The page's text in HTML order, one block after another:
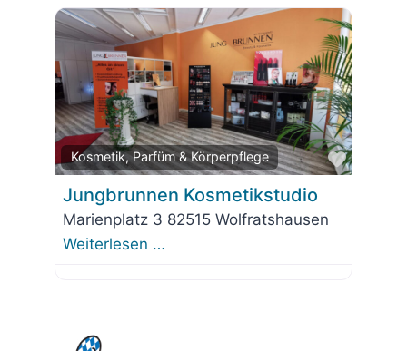
Kosmetik, Parfüm & Körperpflege
Favorit
Jungbrunnen Kosmetikstudio
Marienplatz 3 82515 Wolfratshausen
Weiterlesen …